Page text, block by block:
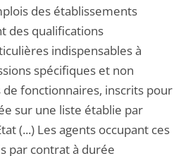
des établissements
des qualifications
indispensables à
spécifiques et non
de fonctionnaires, inscrits pour
sur une liste établie par
(...) Les agents occupant ces
par contrat à durée